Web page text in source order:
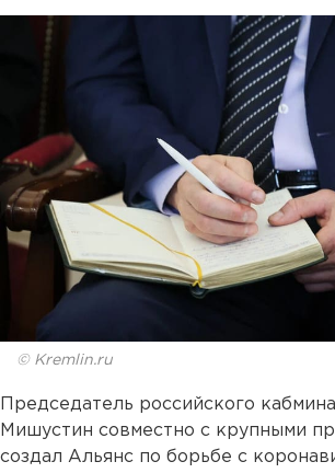
© Kremlin.ru
Председатель российского
Мишустин совместно с крупными
создал Альянс по борьбе с